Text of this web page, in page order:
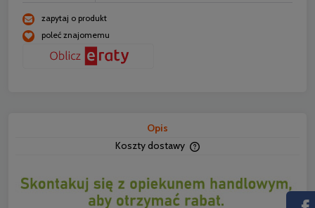
zapytaj o produkt
poleć znajomemu
Opis
Koszty dostawy